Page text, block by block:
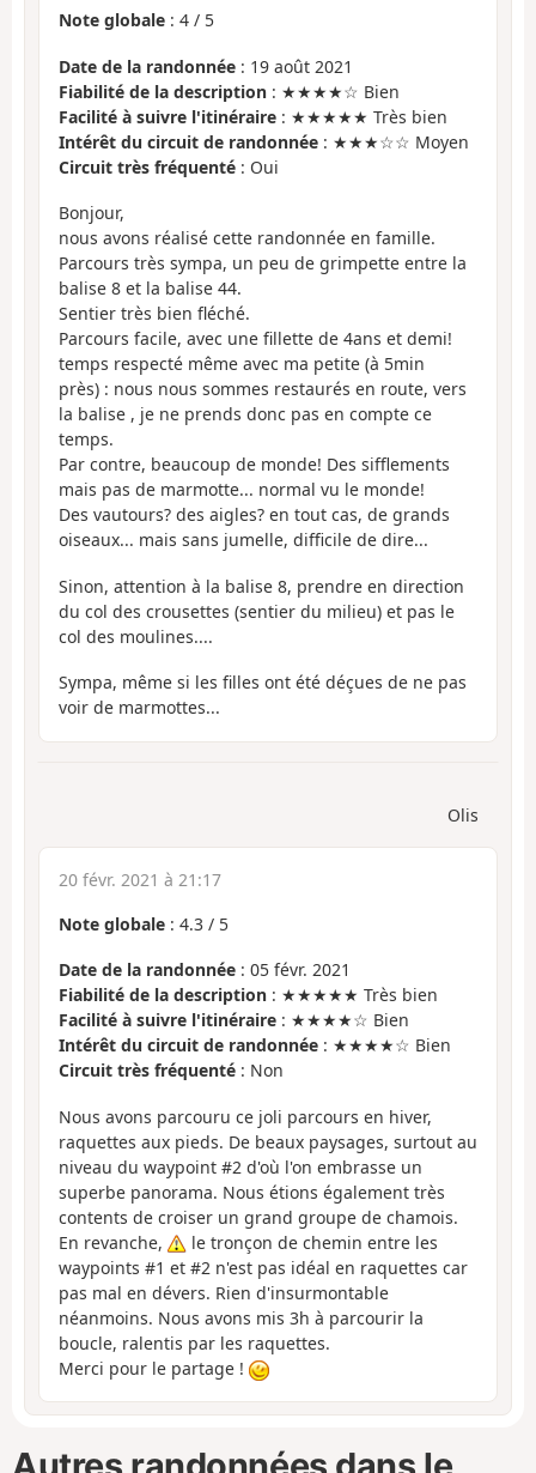
Note globale : 4 / 5
Date de la randonnée : 19 août 2021
Fiabilité de la description : ★★★★☆ Bien
Facilité à suivre l'itinéraire : ★★★★★ Très bien
Intérêt du circuit de randonnée : ★★★☆☆ Moyen
Circuit très fréquenté : Oui
Bonjour,
nous avons réalisé cette randonnée en famille.
Parcours très sympa, un peu de grimpette entre la
balise 8 et la balise 44.
Sentier très bien fléché.
Parcours facile, avec une fillette de 4ans et demi!
temps respecté même avec ma petite (à 5min
près) : nous nous sommes restaurés en route, vers
la balise , je ne prends donc pas en compte ce
temps.
Par contre, beaucoup de monde! Des sifflements
mais pas de marmotte... normal vu le monde!
Des vautours? des aigles? en tout cas, de grands
oiseaux... mais sans jumelle, difficile de dire...
Sinon, attention à la balise 8, prendre en direction
du col des crousettes (sentier du milieu) et pas le
col des moulines....
Sympa, même si les filles ont été déçues de ne pas
voir de marmottes...
Olis
20 févr. 2021 à 21:17
Note globale : 4.3 / 5
Date de la randonnée : 05 févr. 2021
Fiabilité de la description : ★★★★★ Très bien
Facilité à suivre l'itinéraire : ★★★★☆ Bien
Intérêt du circuit de randonnée : ★★★★☆ Bien
Circuit très fréquenté : Non
Nous avons parcouru ce joli parcours en hiver,
raquettes aux pieds. De beaux paysages, surtout au
niveau du waypoint #2 d'où l'on embrasse un
superbe panorama. Nous étions également très
contents de croiser un grand groupe de chamois.
En revanche,
le tronçon de chemin entre les
waypoints #1 et #2 n'est pas idéal en raquettes car
pas mal en dévers. Rien d'insurmontable
néanmoins. Nous avons mis 3h à parcourir la
boucle, ralentis par les raquettes.
Merci pour le partage !